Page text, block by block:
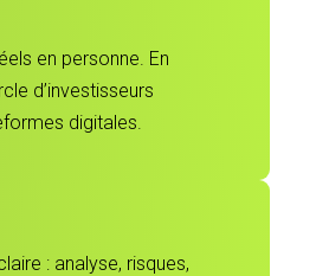
en personne. En
d’investisseurs
digitales.
: analyse, risques,